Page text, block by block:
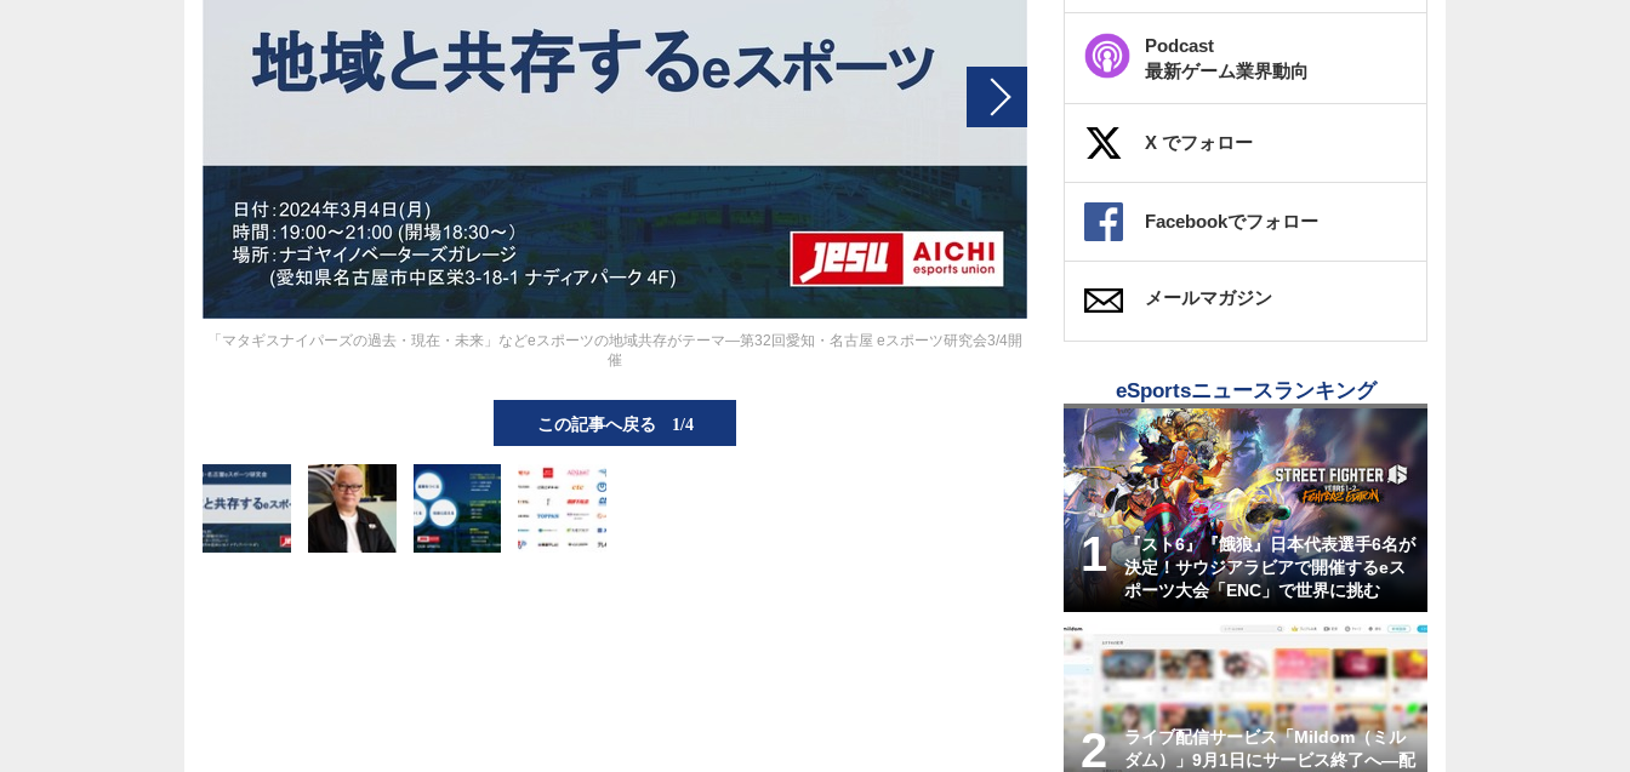
「マタギスナイパーズの過去・現在・未来」などeスポーツの地域共存がテーマ―第32回愛知・名古屋 eスポーツ研究会3/4開
催
この記事へ戻る 1/4
Podcast
最新ゲーム業界動向
X でフォロー
Facebookでフォロー
メールマガジン
eSportsニュースランキング
『スト6』『餓狼』日本代表選手6名が
決定！サウジアラビアで開催するeス
ポーツ大会「ENC」で世界に挑む
ライブ配信サービス「Mildom（ミル
ダム）」9月1日にサービス終了へ―配